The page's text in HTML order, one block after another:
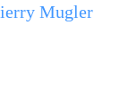
Mugler